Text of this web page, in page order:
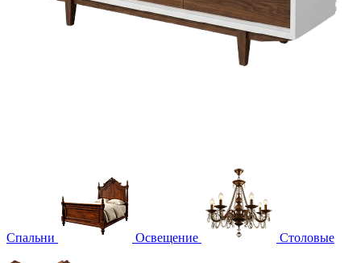
Спальни Освещение Столовые